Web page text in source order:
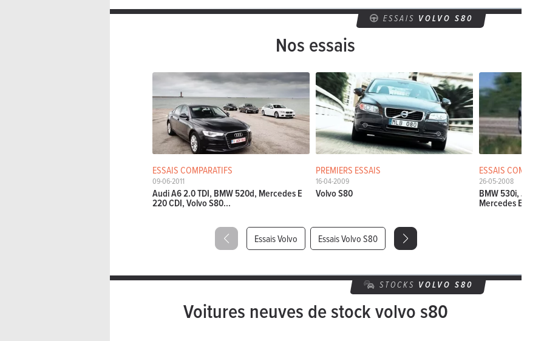
ESSAIS VOLVO S80
Nos essais
ESSAIS COMPARATIFS
09-06-2011
Audi A6 2.0 TDI, BMW 520d, Mercedes E
220 CDI, Volvo S80...
PREMIERS ESSAIS
16-04-2009
Volvo S80
ESSAIS
26-05-2008
BMW 530i,
Mercedes E 350
Essais Volvo Essais Volvo S80
STOCKS VOLVO S80
Voitures neuves de stock volvo s80